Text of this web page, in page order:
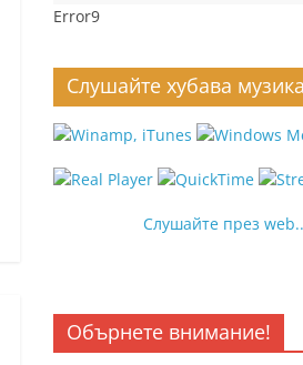
Error9
Слушайте хубава музика
Слушайте през
Обърнете внимание!